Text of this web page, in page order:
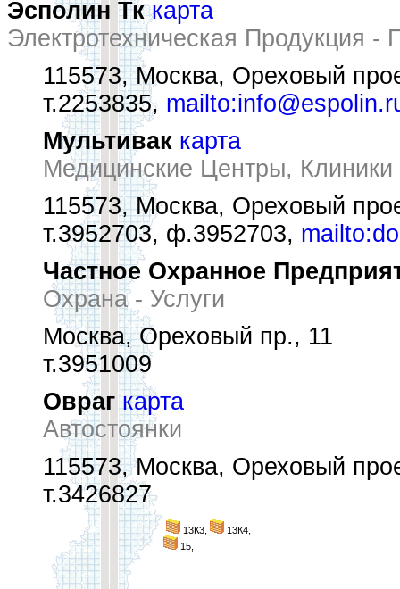
Эсполин Тк карта
Электротехническая Продукция -
115573, Москва, Ореховый
т.2253835,
Мультивак карта
Медицинские Центры, Клиники
115573, Москва, Ореховый
т.3952703, ф.3952703,
Частное Охранное
Охрана - Услуги
Москва, Ореховый пр., 11
т.3951009
Овраг карта
Автостоянки
115573, Москва, Ореховый
т.3426827
13К3,
13К4,
15,